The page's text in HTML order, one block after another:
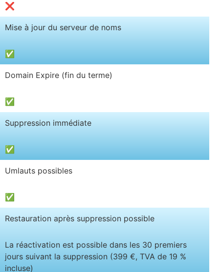
❌
Mise à jour du serveur de noms
✅
Domain Expire (fin du terme)
✅
Suppression immédiate
✅
Umlauts possibles
✅
Restauration après suppression possible
La réactivation est possible dans les 30 premiers
jours suivant la suppression (399 €, TVA de 19 %
incluse)